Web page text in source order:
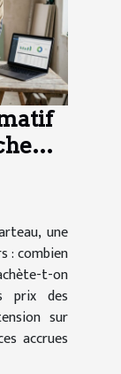
une
: combien
t-on
prix des
sur
accrues